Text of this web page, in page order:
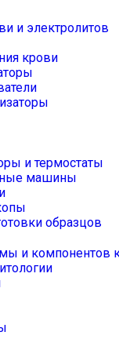
и электролитов
крови
и термостаты
машины
образцов
и компонентов